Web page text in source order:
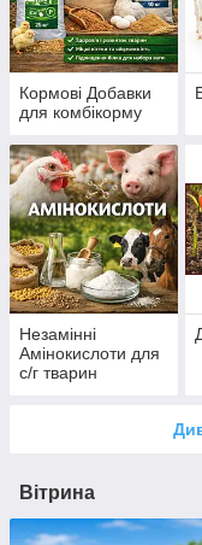
Кормові Добавки
для комбікорму
Незамінні
Амінокислоти для
с/г тварин
Вітрина